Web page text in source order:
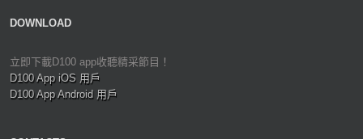
DOWNLOAD
立即下載D100 app收聽精采節目！
D100 App iOS 用戶
D100 App Android 用戶